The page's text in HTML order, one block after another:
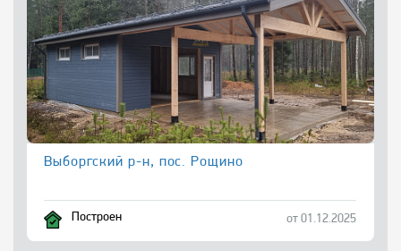
Выборгский р-н, пос. Рощино
Построен от 01.12.2025